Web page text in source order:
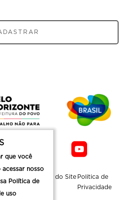
Mapa do Site Politica de
Privacidade
que você
nosso
Política de
uso